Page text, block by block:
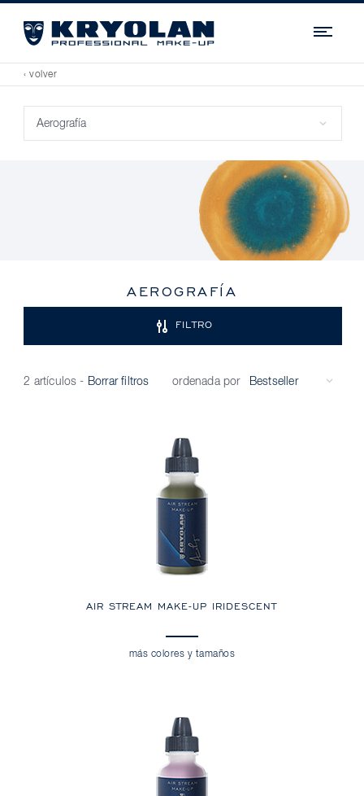
‹ volver
AEROGRAFÍA
FILTRO
2 artículos - Borrar filtros ordenada por
AIR STREAM MAKE-UP IRIDESCENT
más colores y tamaños